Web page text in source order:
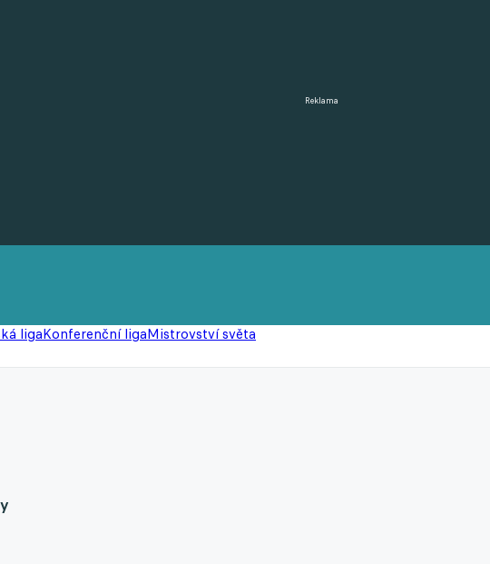
Reklama
ligaKonferenční ligaMistrovství světa